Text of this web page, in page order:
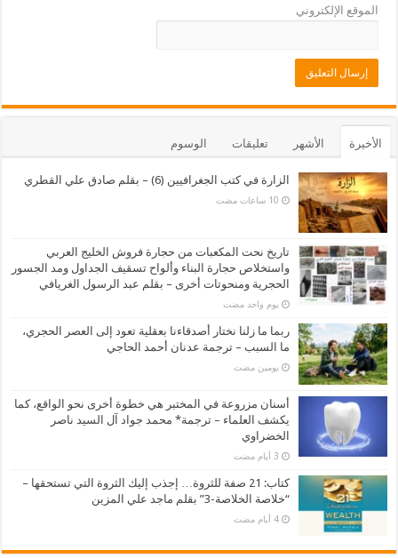
الموقع الإلكتروني
الأخيرة الأشهر تعليقات الوسوم
الزارة في كتب الجغرافيين (6) – بقلم صادق علي القطري
تاريخ نحت المكعبات من حجارة فروش الخليج العربي
واستخلاص حجارة البناء وألواح تسقيف الجداول ومد الجسور
الحجرية ومنحوتات أخرى – بقلم عبد الرسول الغريافي
‏يوم واحد مضت
ربما ما زلنا نختار أصدقاءنا بعقلية تعود إلى العصر الحجري،
ما السبب – ترجمة عدنان أحمد الحاجي
‏يومين مضت
أسنان مزروعة في المختبر هي خطوة أخرى نحو الواقع، كما
يكشف العلماء – ترجمة* محمد جواد آل السيد ناصر
الخضراوي
كتاب: 21 صفة للثروة… إجذب إليك الثروة التي تستحقها –
“خلاصة الخلاصة-3” بقلم ماجد علي المزين
‏4 أيام مضت